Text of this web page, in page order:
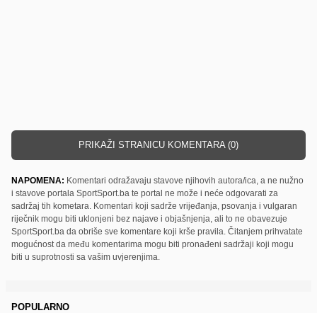
PRIKAŽI STRANICU KOMENTARA (0)
NAPOMENA: Komentari odražavaju stavove njihovih autora/ica, a ne nužno
i stavove portala SportSport.ba te portal ne može i neće odgovarati za
sadržaj tih kometara. Komentari koji sadrže vrijeđanja, psovanja i vulgaran
riječnik mogu biti uklonjeni bez najave i objašnjenja, ali to ne obavezuje
SportSport.ba da obriše sve komentare koji krše pravila. Čitanjem prihvatate
mogućnost da među komentarima mogu biti pronađeni sadržaji koji mogu
biti u suprotnosti sa vašim uvjerenjima.
POPULARNO